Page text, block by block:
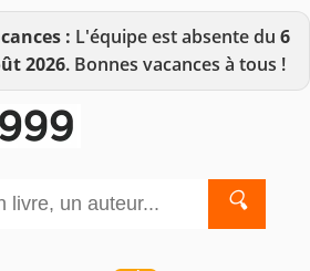
: L'équipe est absente du 6
2026. Bonnes vacances à tous !
🔍